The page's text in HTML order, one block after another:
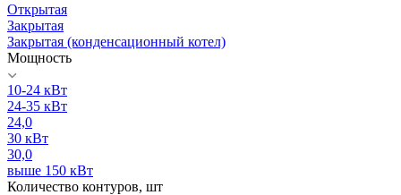
Открытая
Закрытая
Закрытая (конденсационный котел)
Мощность
10-24 кВт
24-35 кВт
24,0
30 кВт
30,0
выше 150 кВт
Количество контуров, шт